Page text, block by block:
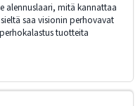
alennuslaari, mitä kannattaa
saa visionin perhovavat
tuotteita